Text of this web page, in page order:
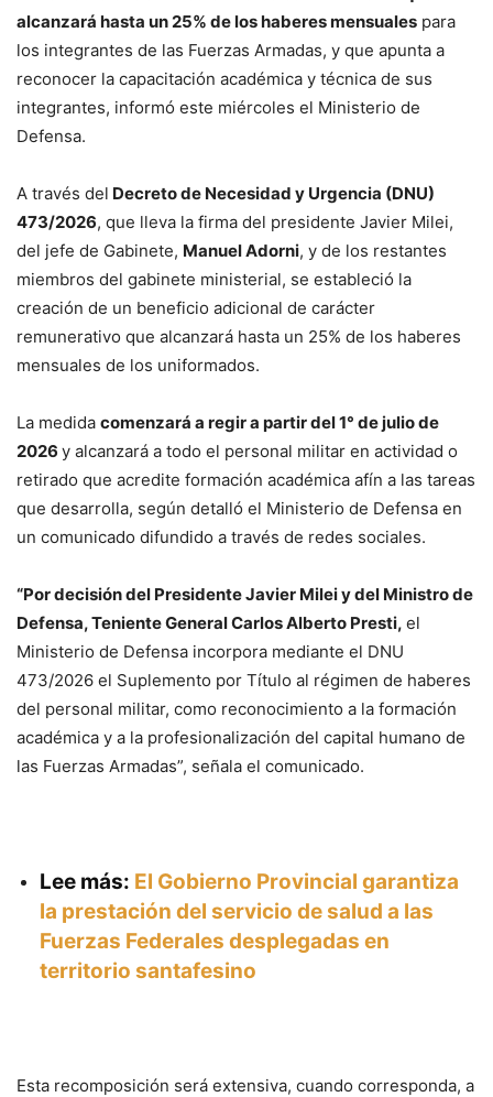
alcanzará hasta un 25% de los haberes mensuales para
los integrantes de las Fuerzas Armadas, y que apunta a
reconocer la capacitación académica y técnica de sus
integrantes, informó este miércoles el Ministerio de
Defensa.
A través del Decreto de Necesidad y Urgencia (DNU)
473/2026, que lleva la firma del presidente Javier Milei,
del jefe de Gabinete, Manuel Adorni, y de los restantes
miembros del gabinete ministerial, se estableció la
creación de un beneficio adicional de carácter
remunerativo que alcanzará hasta un 25% de los haberes
mensuales de los uniformados.
La medida comenzará a regir a partir del 1° de julio de
2026 y alcanzará a todo el personal militar en actividad o
retirado que acredite formación académica afín a las tareas
que desarrolla, según detalló el Ministerio de Defensa en
un comunicado difundido a través de redes sociales.
“Por decisión del Presidente Javier Milei y del Ministro de
Defensa, Teniente General Carlos Alberto Presti, el
Ministerio de Defensa incorpora mediante el DNU
473/2026 el Suplemento por Título al régimen de haberes
del personal militar, como reconocimiento a la formación
académica y a la profesionalización del capital humano de
las Fuerzas Armadas”, señala el comunicado.
Lee más: El Gobierno Provincial garantiza
la prestación del servicio de salud a las
Fuerzas Federales desplegadas en
territorio santafesino
Esta recomposición será extensiva, cuando corresponda, a